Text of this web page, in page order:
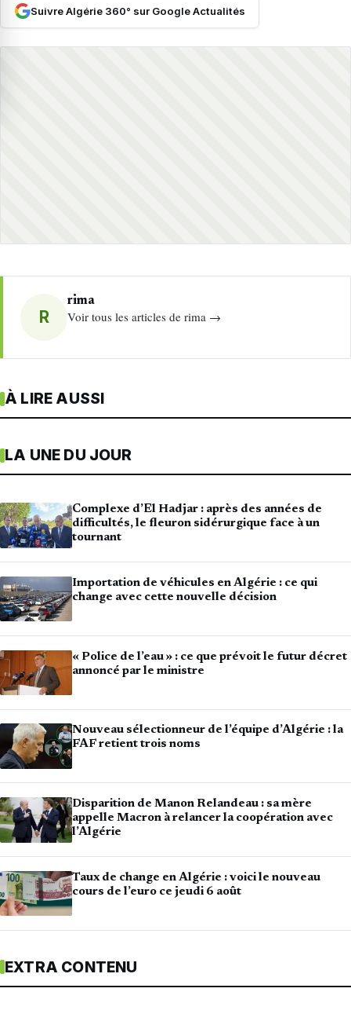
Suivre Algérie 360° sur Google Actualités
R
rima
Voir tous les articles de rima →
À LIRE AUSSI
LA UNE DU JOUR
Complexe d’El Hadjar : après des années de
difficultés, le fleuron sidérurgique face à un
tournant
Importation de véhicules en Algérie : ce qui
change avec cette nouvelle décision
« Police de l’eau » : ce que prévoit le futur décret
annoncé par le ministre
Nouveau sélectionneur de l’équipe d’Algérie : la
FAF retient trois noms
Disparition de Manon Relandeau : sa mère
appelle Macron à relancer la coopération avec
l’Algérie
Taux de change en Algérie : voici le nouveau
cours de l’euro ce jeudi 6 août
EXTRA CONTENU